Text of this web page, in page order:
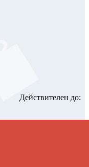
Действителен до: